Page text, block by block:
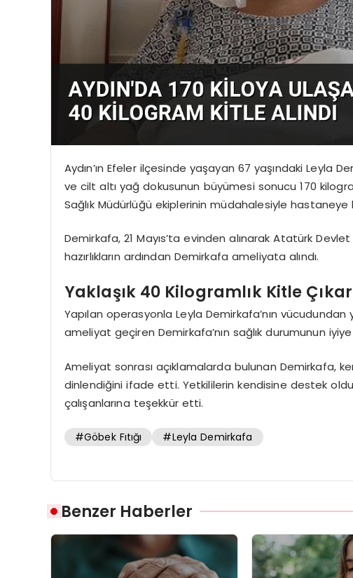
Aydın’ın Efeler ilçesinde yaşayan 67 yaşındaki Leyla
ve cilt altı yağ dokusunun büyümesi sonucu 170
Sağlık Müdürlüğü ekiplerinin müdahalesiyle hastaneye
Demirkafa, 21 Mayıs’ta evinden alınarak Atatürk
hazırlıkların ardından Demirkafa ameliyata alındı.
Yaklaşık 40 Kilogramlık Kitle
Yapılan operasyonla Leyla Demirkafa’nın vücudundan
ameliyat geçiren Demirkafa’nın sağlık durumunun
Ameliyat sonrası açıklamalarda bulunan Demirkafa,
dinlendiğini ifade etti. Yetkililerin kendisine destek
çalışanlarına teşekkür etti.
#Göbek Fıtığı #Leyla Demirkafa
Benzer Haberler